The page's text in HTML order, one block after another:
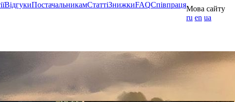
ВідгукиПостачальникамСтаттіЗнижкиFAQСпівпрацяМова сайту
ru en ua